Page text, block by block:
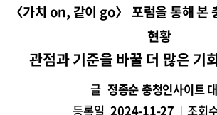
〈가치 on, 같이 go〉 포럼을 통해 본
현황
관점과 기준을 바꿀 더 많은 기
글 정종순 충청인사이트
등록일 2024-11-27 조회